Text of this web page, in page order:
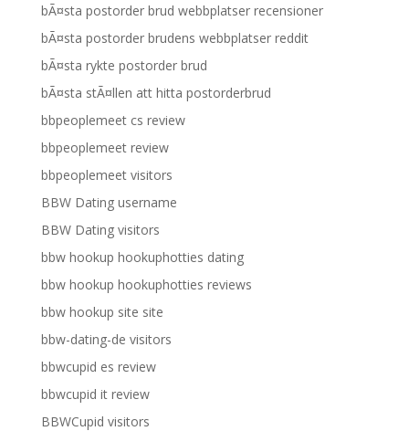
bÃ¤sta postorder brud webbplatser recensioner
bÃ¤sta postorder brudens webbplatser reddit
bÃ¤sta rykte postorder brud
bÃ¤sta stÃ¤llen att hitta postorderbrud
bbpeoplemeet cs review
bbpeoplemeet review
bbpeoplemeet visitors
BBW Dating username
BBW Dating visitors
bbw hookup hookuphotties dating
bbw hookup hookuphotties reviews
bbw hookup site site
bbw-dating-de visitors
bbwcupid es review
bbwcupid it review
BBWCupid visitors